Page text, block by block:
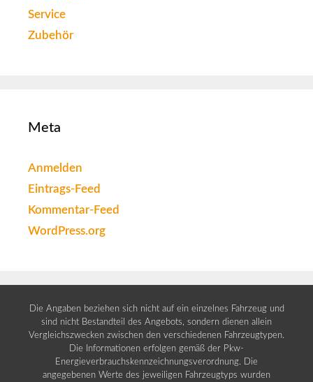
Service
Zubehör
Meta
Anmelden
Eintrags-Feed
Kommentar-Feed
WordPress.org
Die Angaben beziehen sich nicht auf ein einzelnes Fahrzeug und
sind nicht Bestandteil des Angebots, sondern dienen allein
Vergleichszwecken zwischen den verschiedenen Fahrzeugtypen.
Die Informationen erfolgen gemäß der Pkw-
Energieverbrauchskennzeichnungsverordnung. Die
angegebenen Werte des jeweiligen Fahrzeugtyps wurden